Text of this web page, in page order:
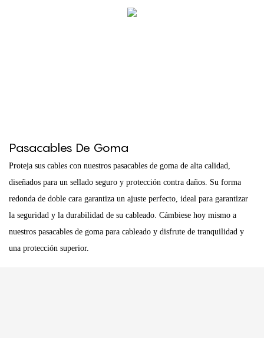
Pasacables De Goma
Proteja sus cables con nuestros pasacables de goma de alta calidad,
diseñados para un sellado seguro y protección contra daños. Su forma
redonda de doble cara garantiza un ajuste perfecto, ideal para garantizar
la seguridad y la durabilidad de su cableado. Cámbiese hoy mismo a
nuestros pasacables de goma para cableado y disfrute de tranquilidad y
una protección superior.